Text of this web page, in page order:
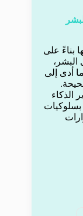
بناءً على
أدى إلى
الذكاء
بسلوكيات